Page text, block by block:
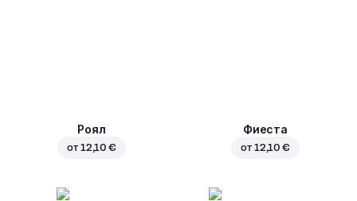
Роял
от 12,10 €
Фиеста
от 12,10 €